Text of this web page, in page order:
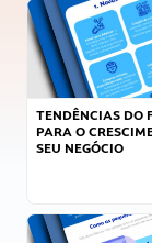
TENDÊNCIAS DO
PARA O
SEU NEGÓCIO